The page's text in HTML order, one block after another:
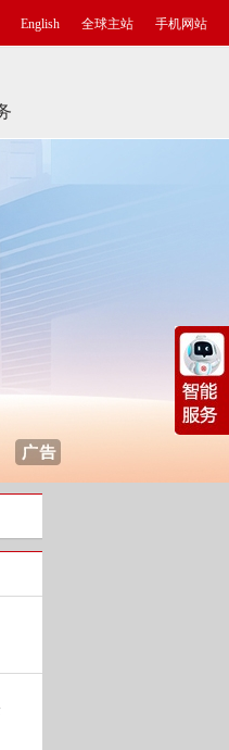
English 全球主站 手机网站